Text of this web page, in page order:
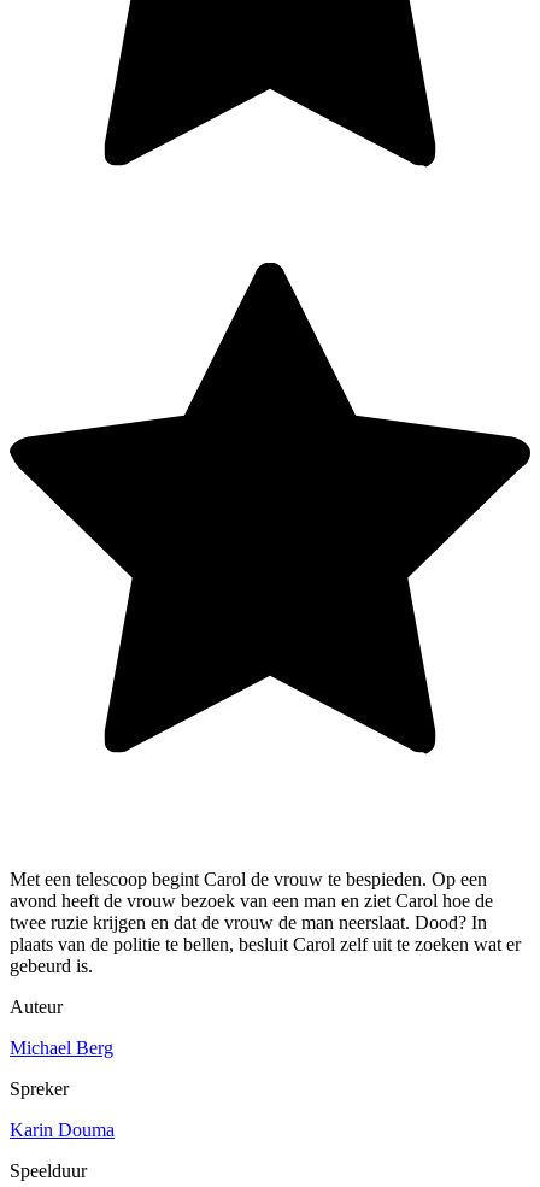
Met een telescoop begint Carol de vrouw te bespieden. Op een
avond heeft de vrouw bezoek van een man en ziet Carol hoe de
twee ruzie krijgen en dat de vrouw de man neerslaat. Dood? In
plaats van de politie te bellen, besluit Carol zelf uit te zoeken wat er
gebeurd is.
Auteur
Michael Berg
Spreker
Karin Douma
Speelduur